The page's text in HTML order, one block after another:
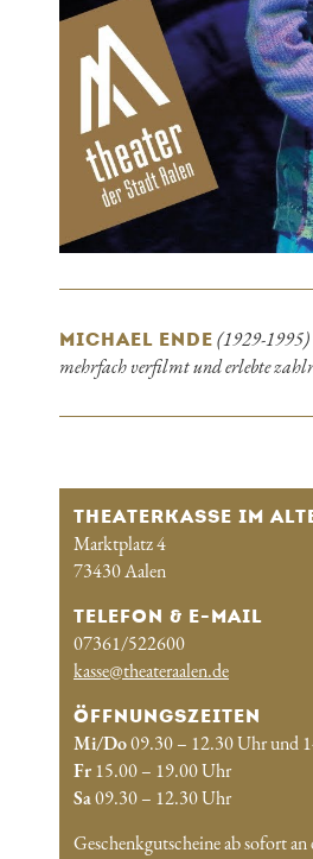
MICHAEL ENDE (1929-1995)
mehrfach verfilmt und erlebte
THEATERKASSE IM
Marktplatz 4
73430 Aalen
TELEFON & E-MAIL
07361/522600
kasse@theateraalen.de
ÖFFNUNGSZEITEN
Mi/Do09.30 – 12.30 Uhr und
Fr15.00 – 19.00 Uhr
Sa09.30 – 12.30 Uhr
Geschenkgutscheine ab sofort an